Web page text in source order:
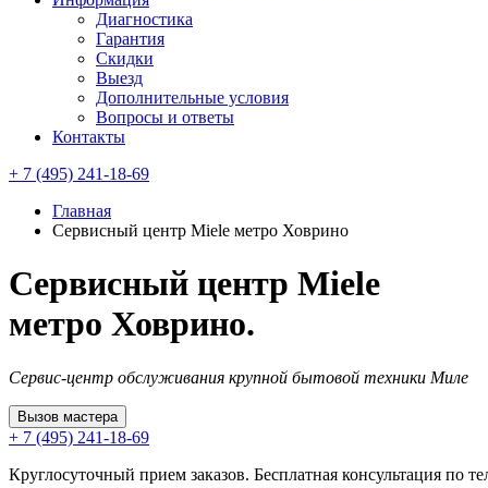
Диагностика
Гарантия
Скидки
Выезд
Дополнительные условия
Вопросы и ответы
Контакты
+ 7 (495) 241-18-69
Главная
Сервисный центр Miele метро Ховрино
Сервисный центр Miele
метро Ховрино.
Сервис-центр обслуживания крупной бытовой техники Миле
Вызов мастера
+ 7 (495) 241-18-69
Круглосуточный прием заказов. Бесплатная консультация по